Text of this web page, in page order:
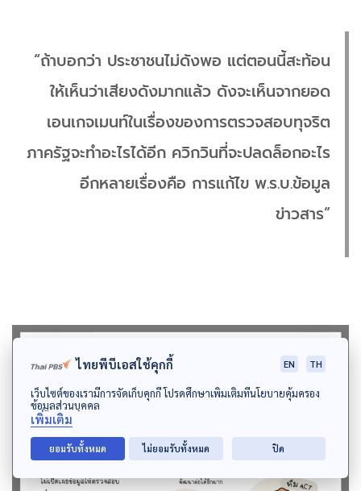
“ถ้าบอกว่า ประชาชนไม่ดังพอ แต่ตอนนี้สะท้อน
ให้เห็นว่าเสียงดังมากแล้ว ดังจะเห็นจากยอด
เอนเกจเมนท์ในเรื่องของการตรวจสอบทุจริต
ภาครัฐจะทำอะไรได้อีก ควิกวินที่จะปลดล็อกอะไร
อีกหลายเรื่องคือ การแก้ไข พ.ร.บ.ข้อมูล
ข่าวสาร”
ไทยพีบีเอสใช้คุกกี้ EN TH
เว็บไซต์ของเรามีการจัดเก็บคุกกี้ โปรดศึกษาเพิ่มเติมที่นโยบายคุ้มครอง
ข้อมูลส่วนบุคคล
เพิ่มเติม
ยอมรับทั้งหมด ไม่ยอมรับทั้งหมด ปิด